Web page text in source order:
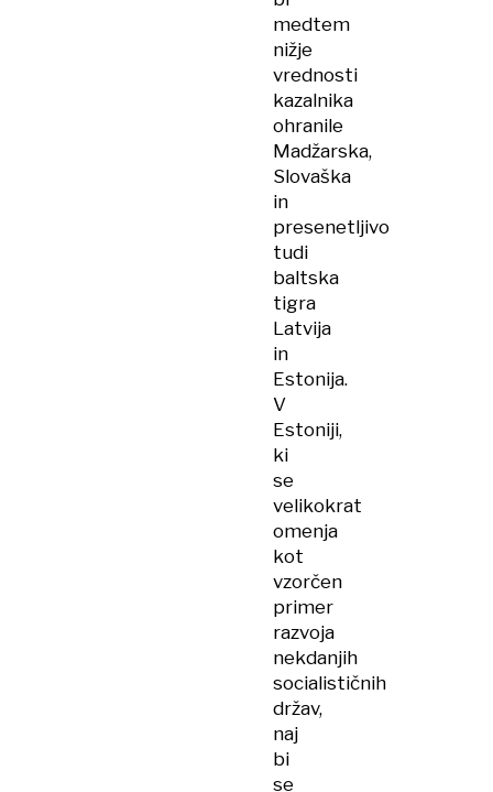
medtem
nižje
vrednosti
kazalnika
ohranile
Madžarska,
Slovaška
in
presenetljivo
tudi
baltska
tigra
Latvija
in
Estonija.
V
Estoniji,
ki
se
velikokrat
omenja
kot
vzorčen
primer
razvoja
nekdanjih
socialističnih
držav,
naj
bi
se